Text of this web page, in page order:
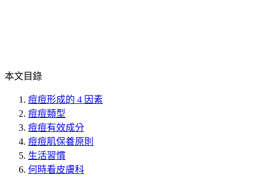
本文目錄
痘痘形成的 4 因素
痘痘類型
痘痘有效成分
痘痘肌保養原則
生活習慣
何時看皮膚科